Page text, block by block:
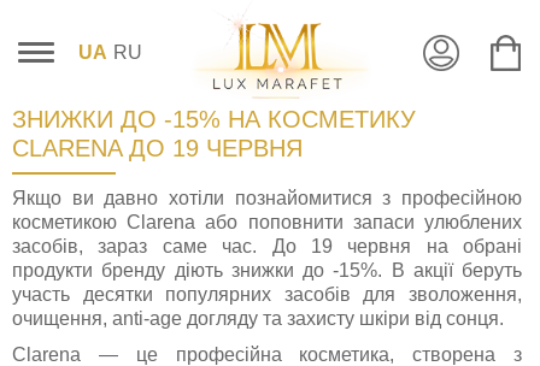
UA RU
ЗНИЖКИ ДО -15% НА КОСМЕТИКУ
CLARENA ДО 19 ЧЕРВНЯ
Якщо ви давно хотіли познайомитися з професійною
косметикою Clarena або поповнити запаси улюблених
засобів, зараз саме час. До 19 червня на обрані
продукти бренду діють знижки до -15%. В акції беруть
участь десятки популярних засобів для зволоження,
очищення, anti-age догляду та захисту шкіри від сонця.
Clarena — це професійна косметика, створена з